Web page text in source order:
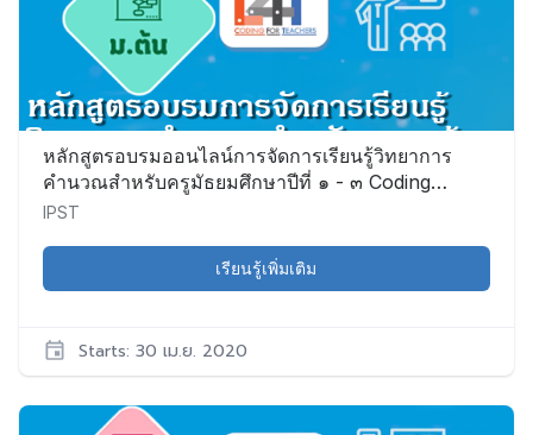
เริ่ม:
มี.ค.
2020
หลักสูตรอบรมออนไลน์การจัดการเรียนรู้วิทยาการ
คำนวณสำหรับครูมัธยมศึกษาปีที่ ๑ - ๓ Coding
Online for Grade ๗-๙ Teacher (C๔T – ๘)
IPST
เรียนรู้เพิ่มเติม
Starts: 30 เม.ย. 2020
IPST